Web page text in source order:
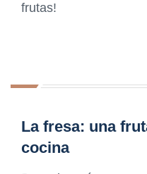
frutas!
La fresa: una
cocina